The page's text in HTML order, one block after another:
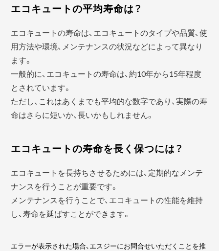
エコキュートの平均寿命は？
エコキュートの寿命は、エコキュートのタイプや品質、使
用方法や環境、メンテナンスの状況などによって異なり
ます。
一般的に、エコキュートの寿命は、約10年から15年程度
とされています。
ただし、これはあくまでも平均的な数字であり、実際の寿
命はさらに短いか、長いかもしれません。
エコキュートの寿命を長く保つには？
エコキュートを長持ちさせるためには、定期的なメンテ
ナンスを行うことが重要です。
メンテナンスを行うことで、エコキュートの性能を維持
し、寿命を延ばすことができます。
エラーが表示された場合、エスジーにお問合せいただくことを推